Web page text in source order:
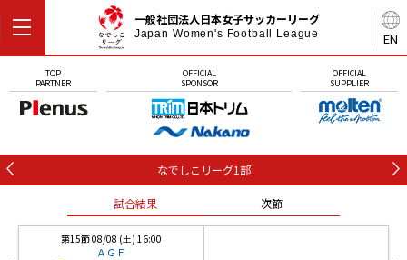
EN
一般社団法人日本女子サッカーリーグ
Japan Women's Football League
TOP
PARTNER
OFFICIAL
SPONSOR
OFFICIAL
SUPPLIER
なでしこリーグ1部
試合結果 次節
第15節 08/08 (土) 16:00
ＡＧＦ